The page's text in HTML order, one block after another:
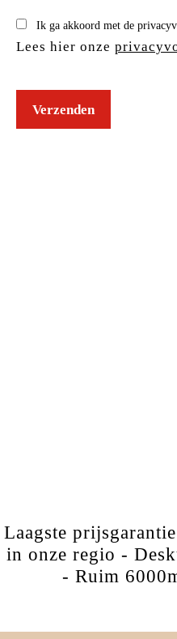
Ik ga akkoord met de
Lees hier onze
Laagste
in onze regio -
- Ruim